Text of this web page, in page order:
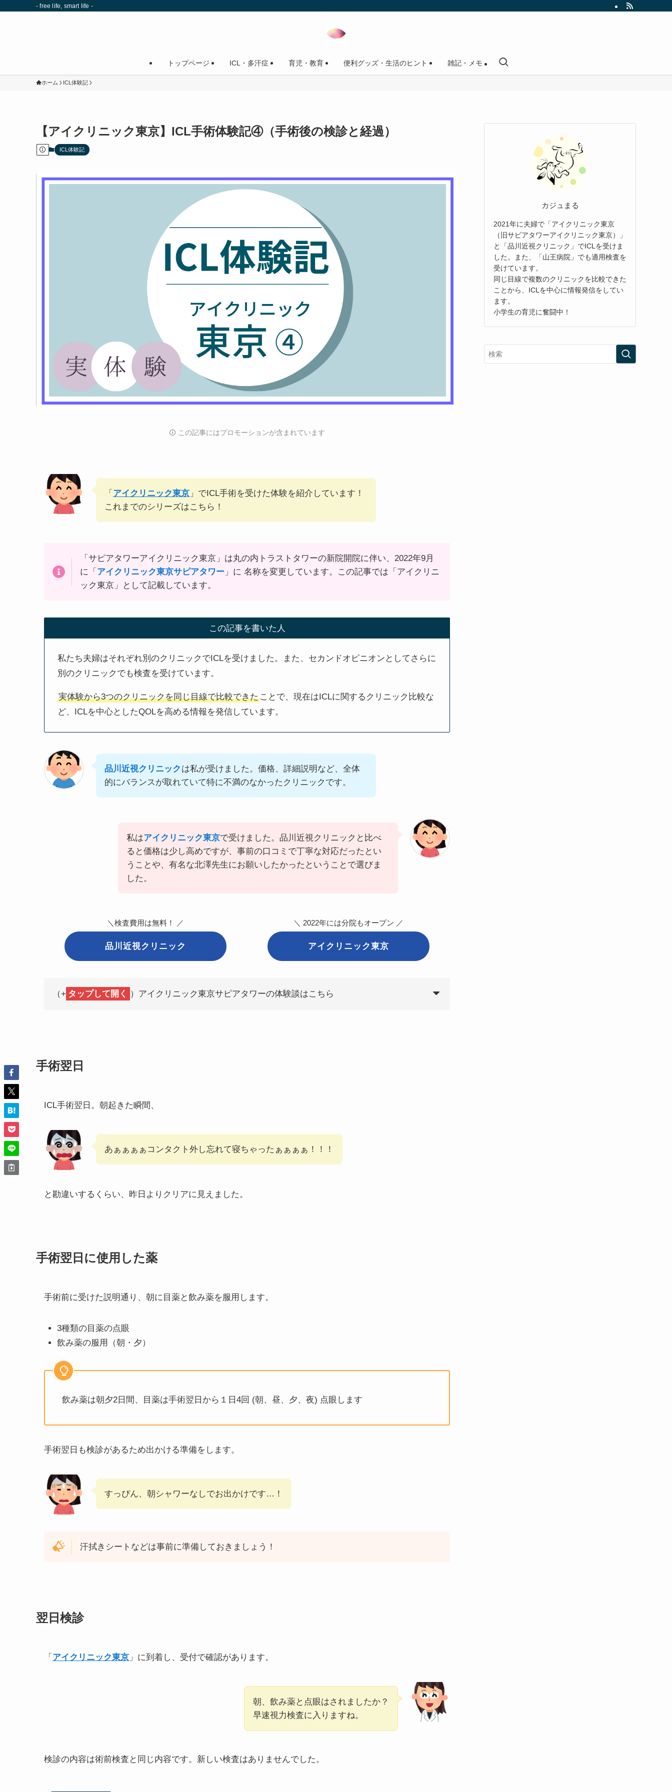
- free life, smart life -
トップページ ICL・多汗症 育児・教育 便利グッズ・生活のヒント 雑記・メモ
ホーム ICL体験記
【アイクリニック東京】ICL手術体験記④（手術後の検診と経過）
ICL体験記
🛈️ この記事にはプロモーションが含まれています
「 アイクリニック東京 」でICL手術を受けた体験を紹介しています！
これまでのシリーズはこちら！
「サピアタワーアイクリニック東京」は丸の内トラストタワーの新院開院に伴い、2022年9月
に「 アイクリニック東京サピアタワー 」に 名称を変更しています。この記事では「アイクリニ
ック東京」として記載しています。
この記事を書いた人
私たち夫婦はそれぞれ別のクリニックでICLを受けました。また、セカンドオピニオンとしてさらに
別のクリニックでも検査を受けています。
実体験から3つのクリニックを同じ目線で比較できたことで、現在はICLに関するクリニック比較な
ど、ICLを中心としたQOLを高める情報を発信しています。
品川近視クリニック は私が受けました。価格、詳細説明など、全体
的にバランスが取れていて特に不満のなかったクリニックです。
私はアイクリニック東京で受けました。品川近視クリニックと比べ
ると価格は少し高めですが、事前の口コミで丁寧な対応だったとい
うことや、有名な北澤先生にお願いしたかったということで選びま
した。
＼検査費用は無料！ ／
品川近視クリニック
＼ 2022年には分院もオープン ／
アイクリニック東京
（+ タップして開く ）アイクリニック東京サピアタワーの体験談はこちら
手術翌日
ICL手術翌日。朝起きた瞬間、
あぁぁぁぁコンタクト外し忘れて寝ちゃったぁぁぁぁ！！！
と勘違いするくらい、昨日よりクリアに見えました。
手術翌日に使用した薬
手術前に受けた説明通り、朝に目薬と飲み薬を服用します。
3種類の目薬の点眼
飲み薬の服用（朝・夕）
飲み薬は朝夕2日間、目薬は手術翌日から１日4回 (朝、昼、夕、夜) 点眼します
手術翌日も検診があるため出かける準備をします。
すっぴん、朝シャワーなしでお出かけです…！
汗拭きシートなどは事前に準備しておきましょう！
翌日検診
「 アイクリニック東京 」に到着し、受付で確認があります。
朝、飲み薬と点眼はされましたか？
早速視力検査に入りますね。
検診の内容は術前検査と同じ内容です。新しい検査はありませんでした。
カジュまる
2021年に夫婦で「アイクリニック東京
（旧サピアタワーアイクリニック東京）」
と「品川近視クリニック」でICLを受けま
した。また、「山王病院」でも適用検査を
受けています。
同じ目線で複数のクリニックを比較できた
ことから、ICLを中心に情報発信をしてい
ます。
小学生の育児に奮闘中！